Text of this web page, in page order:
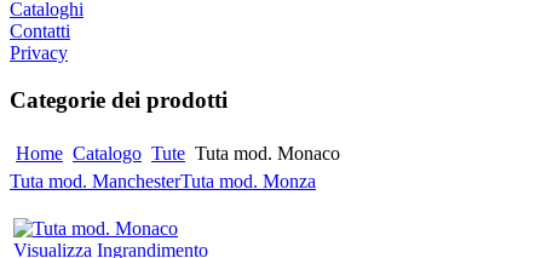
Cataloghi
Contatti
Privacy
Categorie dei prodotti
Home Catalogo Tute Tuta mod. Monaco
Tuta mod. ManchesterTuta mod. Monza
Visualizza Ingrandimento